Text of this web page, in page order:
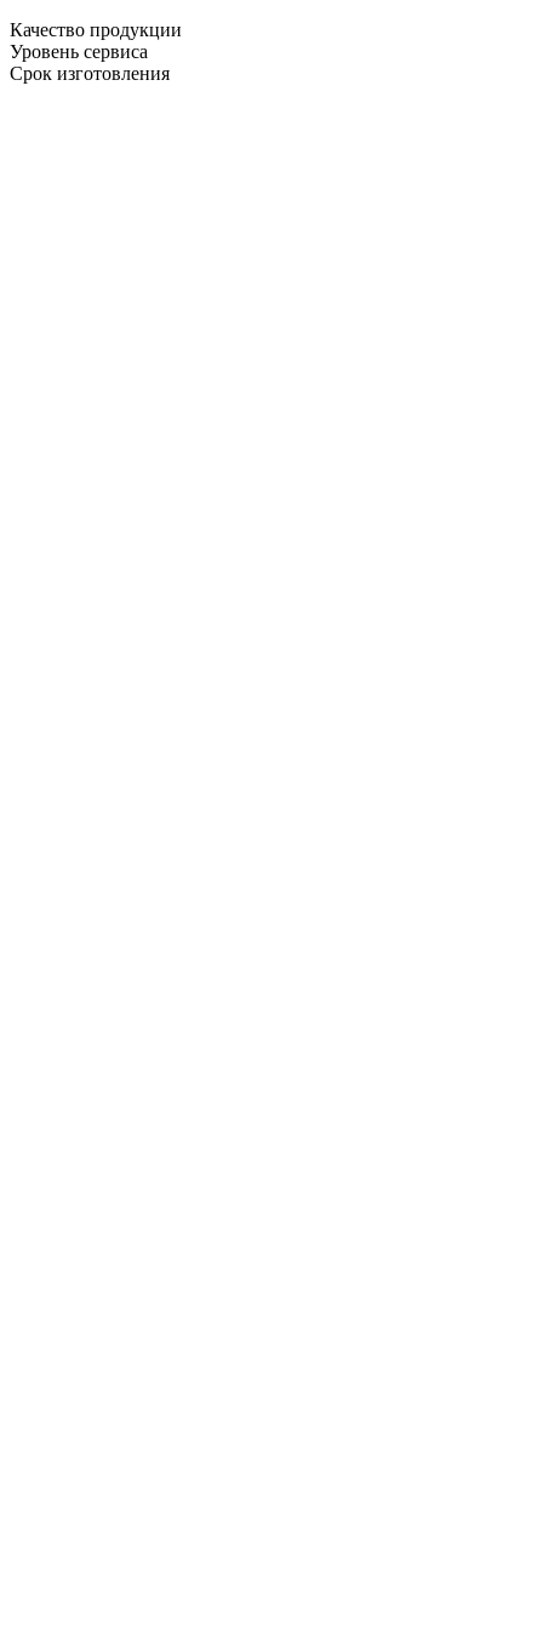
Качество продукции
Уровень сервиса
Срок изготовления